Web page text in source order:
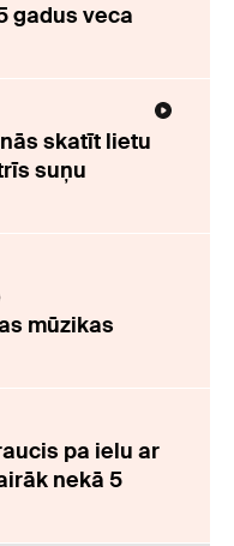
gadus veca
skatīt lietu
suņu
mūzikas
pa ielu ar
nekā 5